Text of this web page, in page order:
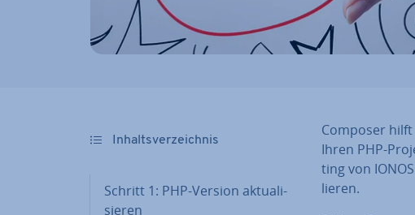
In­halts­ver­zeich­nis
Schritt 1: PHP-Version ak­tua­li­
sie­ren
Composer
Ihren PHP-
ting von
lie­ren.